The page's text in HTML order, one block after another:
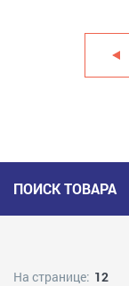
ПОИСК ТОВАРА
На странице: 12